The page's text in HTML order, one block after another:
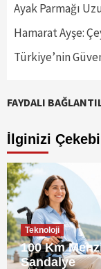
Ayak Parmağı
Hamarat Ayşe:
Türkiye’nin
FAYDALI
İlginizi
Teknoloji
100 Km
Sandalye